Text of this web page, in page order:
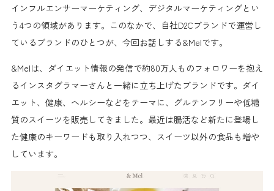
インフルエンサーマーケティング、デジタルマーケティングとい
う4つの領域があります。このなかで、自社D2Cブランドで運営し
ているブランドのひとつが、今回お話しする&Melです。
&Melは、ダイエット情報の発信で約80万人ものフォロワーを抱え
るインスタグラマーさんと一緒に立ち上げたブランドです。ダイ
エット、健康、ヘルシーなどをテーマに、グルテンフリーや低糖
質のスイーツを販売してきました。最近は腸活など新たに登場し
た健康のキーワードも取り入れつつ、スイーツ以外の食品も増や
しています。